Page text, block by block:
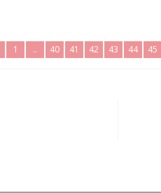
1 .. 40 41 42 43 44 45